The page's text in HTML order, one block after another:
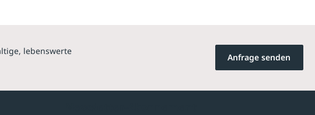
lebenswerte
Anfrage senden